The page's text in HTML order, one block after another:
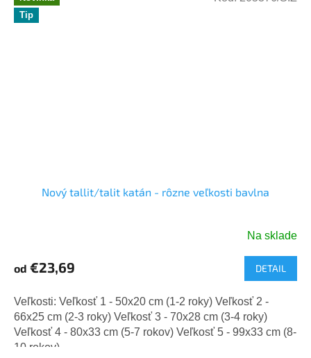
Tip
Nový tallit/talit katán - rôzne veľkosti bavlna
Na sklade
od €23,69 DETAIL
Veľkosti: Veľkosť 1 - 50x20 cm (1-2 roky) Veľkosť 2 -
66x25 cm (2-3 roky) Veľkosť 3 - 70x28 cm (3-4 roky)
Veľkosť 4 - 80x33 cm (5-7 rokov) Veľkosť 5 - 99x33 cm (8-
10 rokov)...